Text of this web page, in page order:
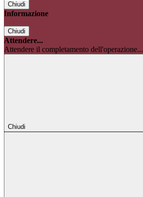
Chiudi
Informazione
Chiudi
Attendere...
Attendere il completamento dell'operazione...
Chiudi